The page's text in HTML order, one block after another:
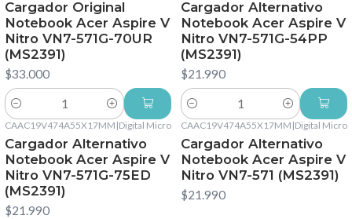
Cargador Original
Notebook Acer Aspire V
Nitro VN7-571G-70UR
(MS2391)
$33.000
Cantidad
Cargador Alternativo
Notebook Acer Aspire V
Nitro VN7-571G-54PP
(MS2391)
$21.990
Cantidad
CAAC19V474A55X17MM |Digital Micro
Cargador Alternativo
Notebook Acer Aspire V
Nitro VN7-571G-75ED
(MS2391)
$21.990
CAAC19V474A55X17MM |Digital Micro
Cargador Alternativo
Notebook Acer Aspire V
Nitro VN7-571 (MS2391)
$21.990